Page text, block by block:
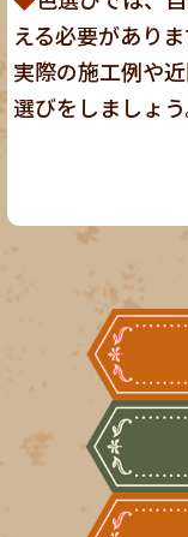
える必要がありま
実際の施工例や
選びをしましょう